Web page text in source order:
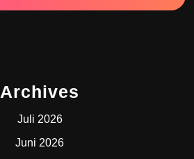
Archives
Juli 2026
Juni 2026